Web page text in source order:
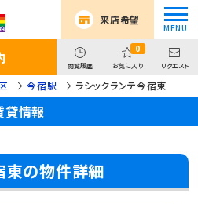
来店希望
閲覧履歴
0
お気に入り リクエスト
今宿駅 ラシックランテ今宿東
貸情報
東の物件詳細